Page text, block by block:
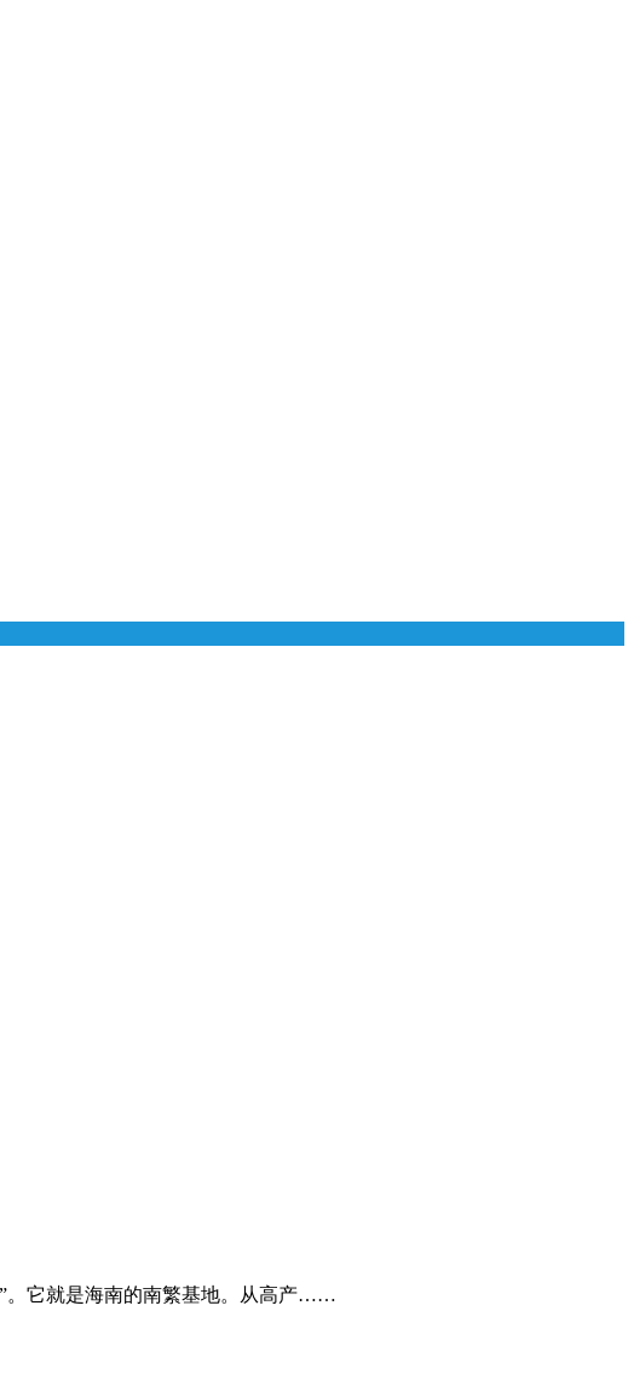
”。它就是海南的南繁基地。从高产……